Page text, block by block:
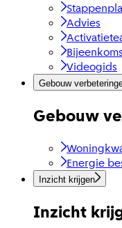
Advies
Videogids
Gebouw
Gebouw
Energie
Inzicht krijgen
Inzicht